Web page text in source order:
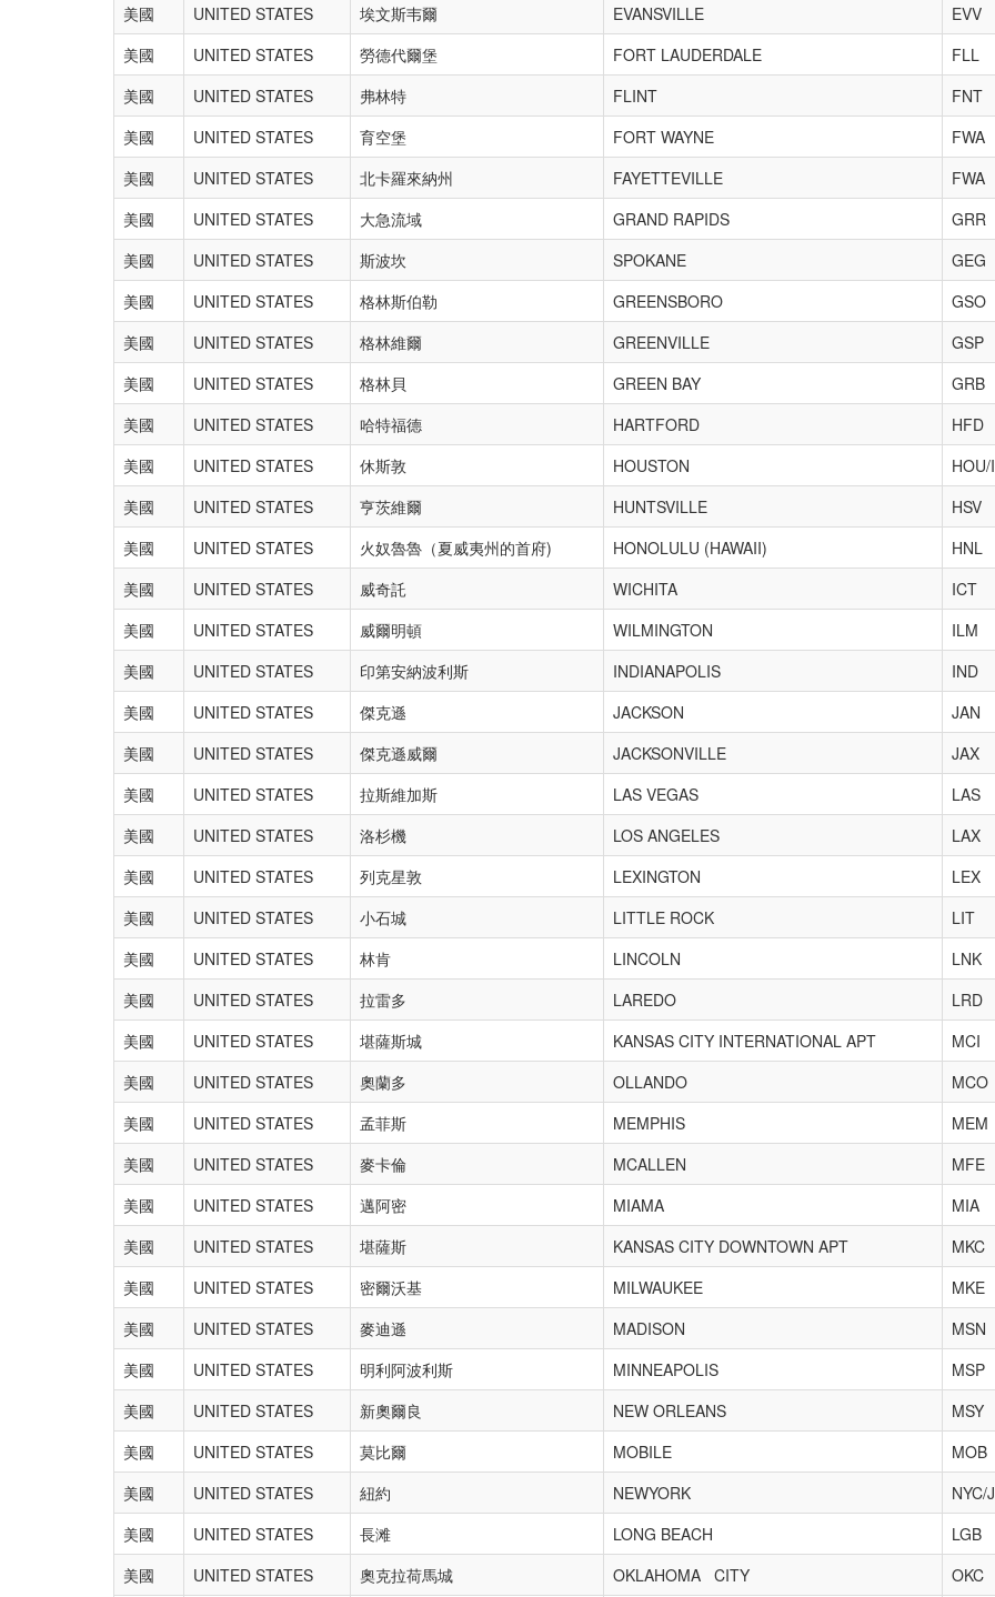
美國
UNITED STATES 埃文斯韦爾 EVANSVILLE
EVV
美國
UNITED STATES 勞德代爾堡 FORT LAUDERDALE
FLL
美國
UNITED STATES 弗林特 FLINT
FNT
美國
UNITED STATES 育空堡 FORT WAYNE
FWA
美國
UNITED STATES 北卡羅來納州 FAYETTEVILLE
FWA
美國
UNITED STATES 大急流域 GRAND RAPIDS
GRR
美國
UNITED STATES 斯波坎 SPOKANE
GEG
美國
UNITED STATES 格林斯伯勒 GREENSBORO
GSO
美國
UNITED STATES 格林維爾 GREENVILLE
GSP
美國
UNITED STATES 格林貝 GREEN BAY
GRB
美國
UNITED STATES 哈特福德 HARTFORD
HFD
美國
UNITED STATES 休斯敦 HOUSTON
HOU/
美國
UNITED STATES 亨茨維爾 HUNTSVILLE
HSV
美國
UNITED STATES 火奴魯魯（夏威夷州的首府) HONOLULU (HAWAII)
HNL
美國
UNITED STATES 威奇託 WICHITA
ICT
美國
UNITED STATES 威爾明頓 WILMINGTON
ILM
美國
UNITED STATES 印第安納波利斯 INDIANAPOLIS
IND
美國
UNITED STATES 傑克遜 JACKSON
JAN
美國
UNITED STATES 傑克遜威爾 JACKSONVILLE
JAX
美國
UNITED STATES 拉斯維加斯 LAS VEGAS
LAS
美國
UNITED STATES 洛杉機 LOS ANGELES
LAX
美國
UNITED STATES 列克星敦 LEXINGTON
LEX
美國
UNITED STATES 小石城 LITTLE ROCK
LIT
美國
UNITED STATES 林肯 LINCOLN
LNK
美國
UNITED STATES 拉雷多 LAREDO
LRD
美國
UNITED STATES 堪薩斯城 KANSAS CITY INTERNATIONAL APT
MCI
美國
UNITED STATES 奧蘭多 OLLANDO
MCO
美國
UNITED STATES 孟菲斯 MEMPHIS
MEM
美國
UNITED STATES 麥卡倫 MCALLEN
MFE
美國
UNITED STATES 邁阿密 MIAMA
MIA
美國
UNITED STATES 堪薩斯 KANSAS CITY DOWNTOWN APT
MKC
美國
UNITED STATES 密爾沃基 MILWAUKEE
MKE
美國
UNITED STATES 麥迪遜 MADISON
MSN
美國
UNITED STATES 明利阿波利斯 MINNEAPOLIS
MSP
美國
UNITED STATES 新奧爾良 NEW ORLEANS
MSY
美國
UNITED STATES 莫比爾 MOBILE
MOB
美國
UNITED STATES 紐約 NEWYORK
NYC/
美國
UNITED STATES 長滩 LONG BEACH
LGB
美國
UNITED STATES 奧克拉荷馬城 OKLAHOMA CITY OKC